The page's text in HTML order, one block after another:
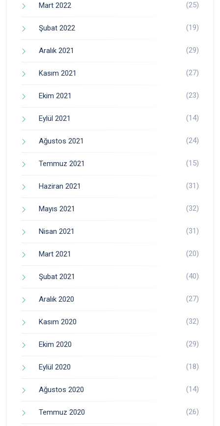
Mart 2022 (25)
Şubat 2022 (19)
Aralık 2021 (29)
Kasım 2021 (27)
Ekim 2021 (23)
Eylül 2021 (14)
Ağustos 2021 (24)
Temmuz 2021 (15)
Haziran 2021 (31)
Mayıs 2021 (32)
Nisan 2021 (31)
Mart 2021 (20)
Şubat 2021 (40)
Aralık 2020 (27)
Kasım 2020 (32)
Ekim 2020 (29)
Eylül 2020 (18)
Ağustos 2020 (14)
Temmuz 2020 (26)